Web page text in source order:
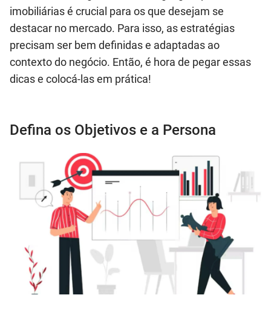
imobiliárias é crucial para os que desejam se
destacar no mercado. Para isso, as estratégias
precisam ser bem definidas e adaptadas ao
contexto do negócio. Então, é hora de pegar essas
dicas e colocá-las em prática!
Defina os Objetivos e a Persona